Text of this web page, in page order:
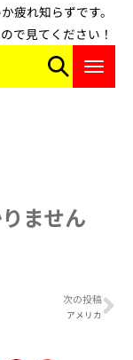
疲れ知らずです。
で見てください！
次の投稿
アメリカ